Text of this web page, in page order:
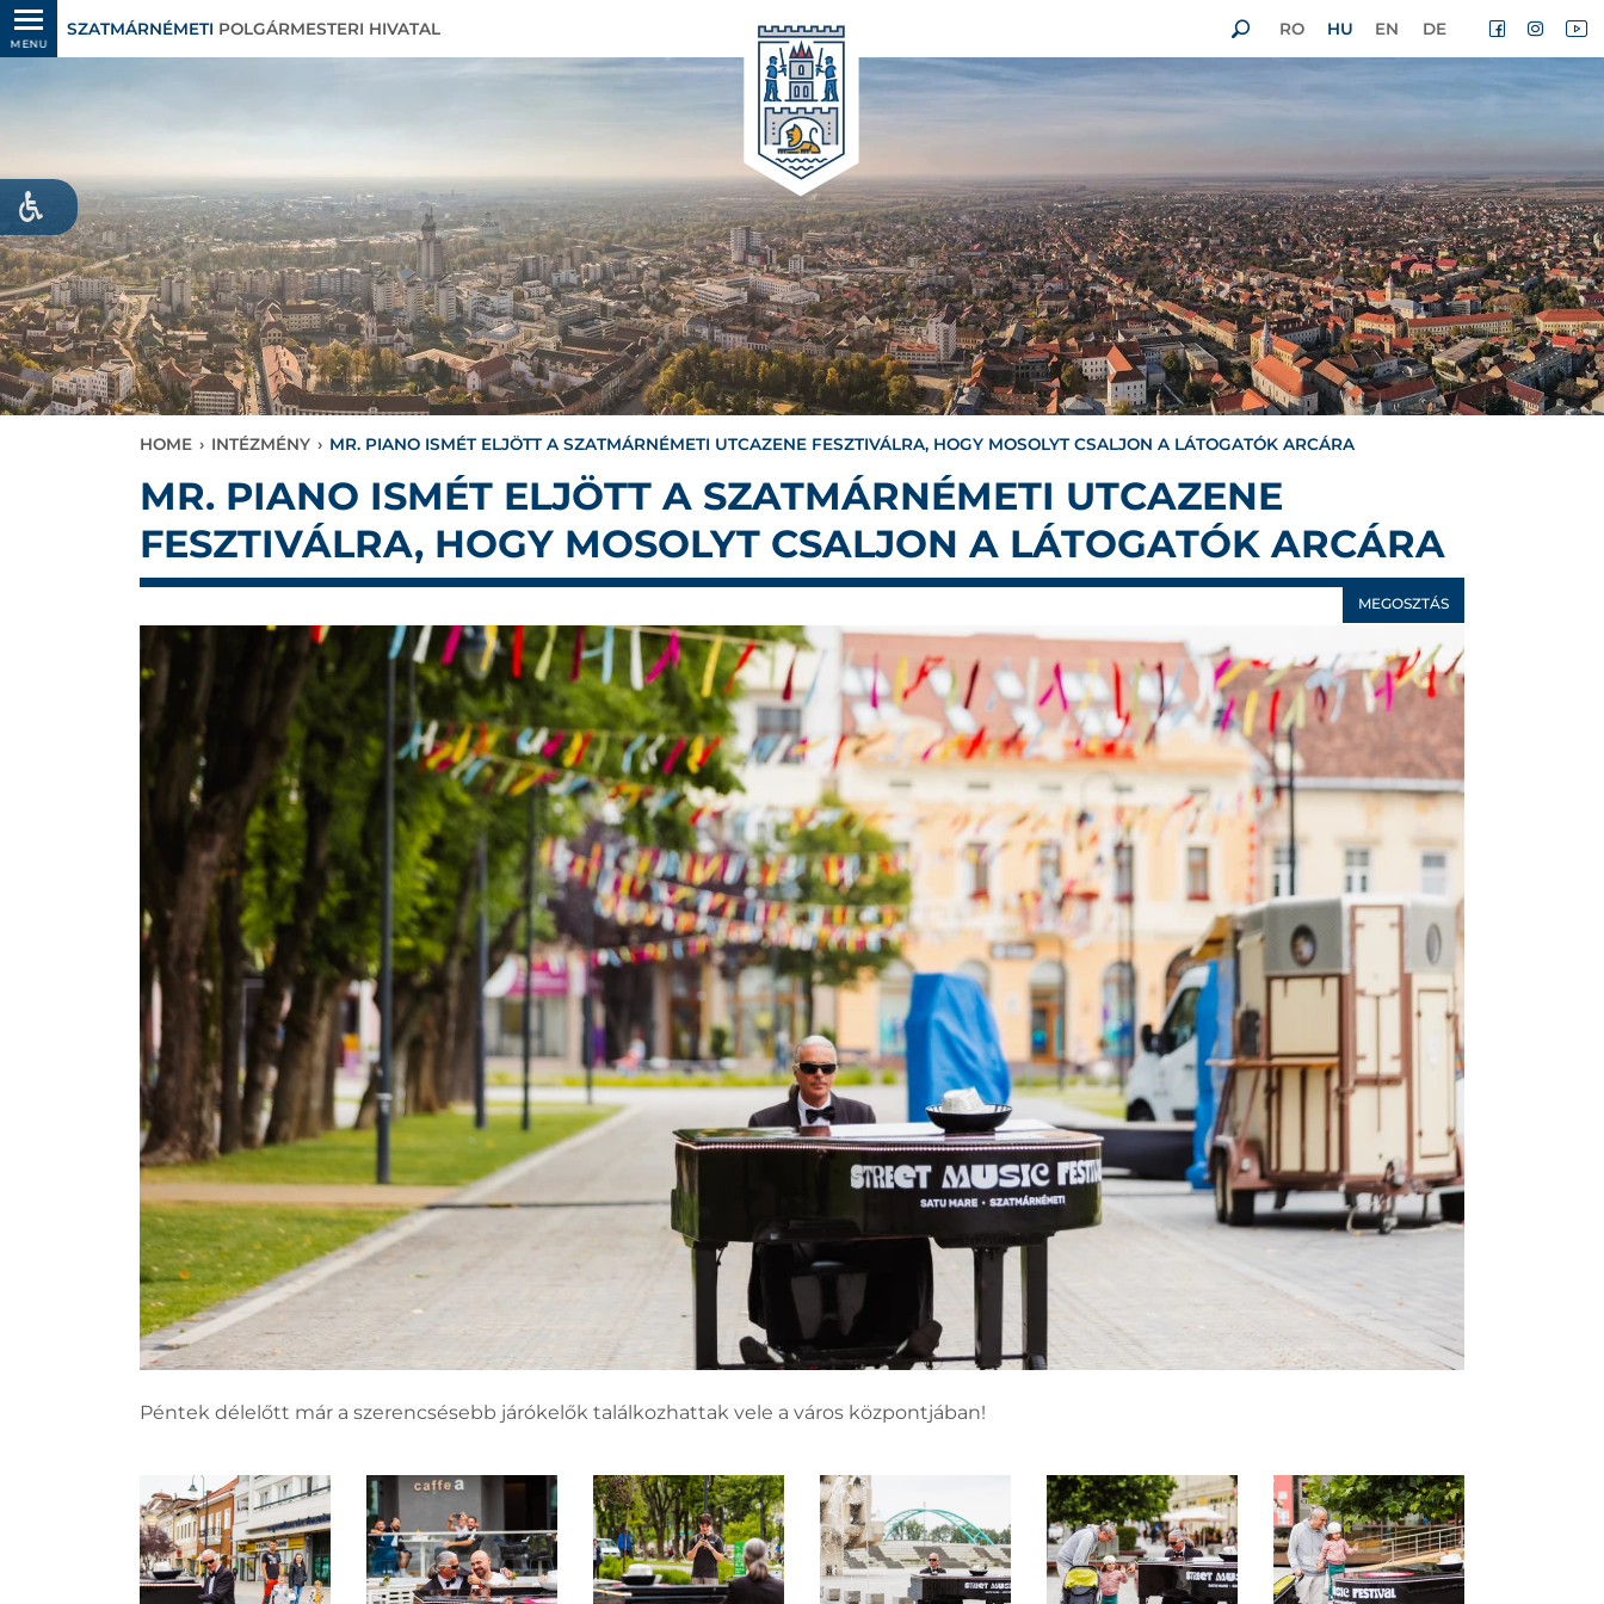
MENU
SZATMÁRNÉMETI POLGÁRMESTERI HIVATAL RO HU EN DE
HOME › INTÉZMÉNY › MR. PIANO ISMÉT ELJÖTT A SZATMÁRNÉMETI UTCAZENE FESZTIVÁLRA, HOGY MOSOLYT CSALJON A LÁTOGATÓK ARCÁRA
MR. PIANO ISMÉT ELJÖTT A SZATMÁRNÉMETI UTCAZENE
FESZTIVÁLRA, HOGY MOSOLYT CSALJON A LÁTOGATÓK ARCÁRA
MEGOSZTÁS
Péntek délelőtt már a szerencsésebb járókelők találkozhattak vele a város központjában!